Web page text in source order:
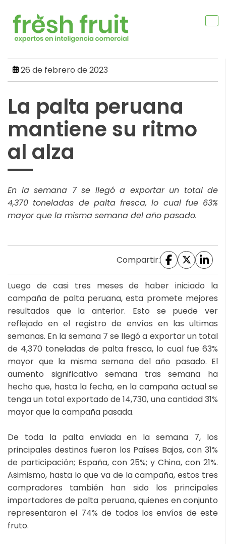
content
26 de febrero de 2023
La palta peruana
mantiene su ritmo
al alza
En la semana 7 se llegó a exportar un total de
4,370 toneladas de palta fresca, lo cual fue 63%
mayor que la misma semana del año pasado.
Compartir:
Luego de casi tres meses de haber iniciado la
campaña de palta peruana, esta promete mejores
resultados que la anterior. Esto se puede ver
reflejado en el registro de envíos en las ultimas
semanas. En la semana 7 se llegó a exportar un total
de 4,370 toneladas de palta fresca, lo cual fue 63%
mayor que la misma semana del año pasado. El
aumento significativo semana tras semana ha
hecho que, hasta la fecha, en la campaña actual se
tenga un total exportado de 14,730, una cantidad 31%
mayor que la campaña pasada.
De toda la palta enviada en la semana 7, los
principales destinos fueron los Países Bajos, con 31%
de participación; España, con 25%; y China, con 21%.
Asimismo, hasta lo que va de la campaña, estos tres
compradores también han sido los principales
importadores de palta peruana, quienes en conjunto
representaron el 74% de todos los envíos de este
fruto.